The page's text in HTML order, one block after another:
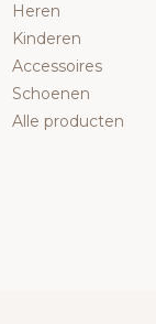
Heren
Kinderen
Accessoires
Schoenen
Alle producten